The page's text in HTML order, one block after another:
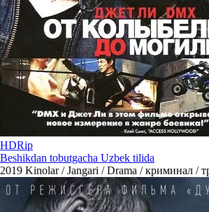
HDRip
Beshikdan tobutgacha Uzbek tilida
2019 Kinolar / Jangari / Drama / криминал /